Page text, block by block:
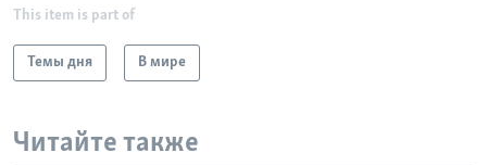
This item is part of
Темы дня В мире
Читайте также